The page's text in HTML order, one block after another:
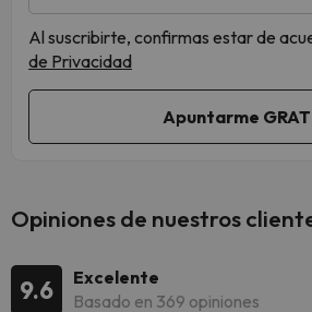
Al suscribirte, confirmas estar de
de Privacidad
Opiniones de nuestros
9.6
Excelente
Basado en 369 opiniones